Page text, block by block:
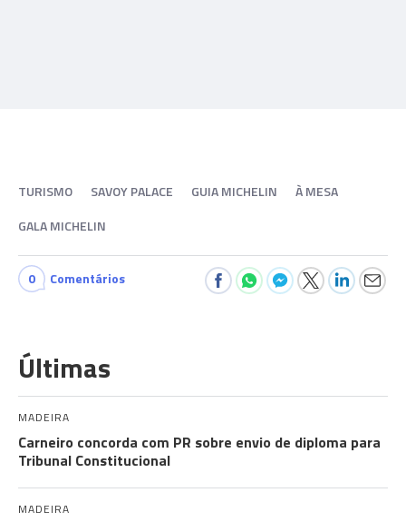
TURISMO SAVOY PALACE GUIA MICHELIN
À MESA
GALA MICHELIN
0 Comentários
Últimas
MADEIRA
Carneiro concorda com PR sobre envio de diploma para
Tribunal Constitucional
MADEIRA